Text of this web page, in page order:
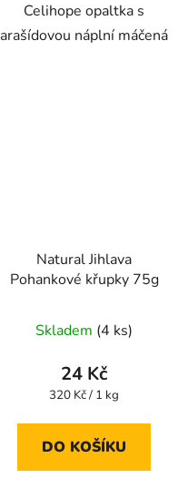
Celihope opaltka s
arašídovou náplní máčená
Natural Jihlava
Pohankové křupky 75g
hodnocení
produktu
je
z
Skladem (4 ks)
24 Kč
Měrná
320 Kč / 1 kg
DO KOŠÍKU